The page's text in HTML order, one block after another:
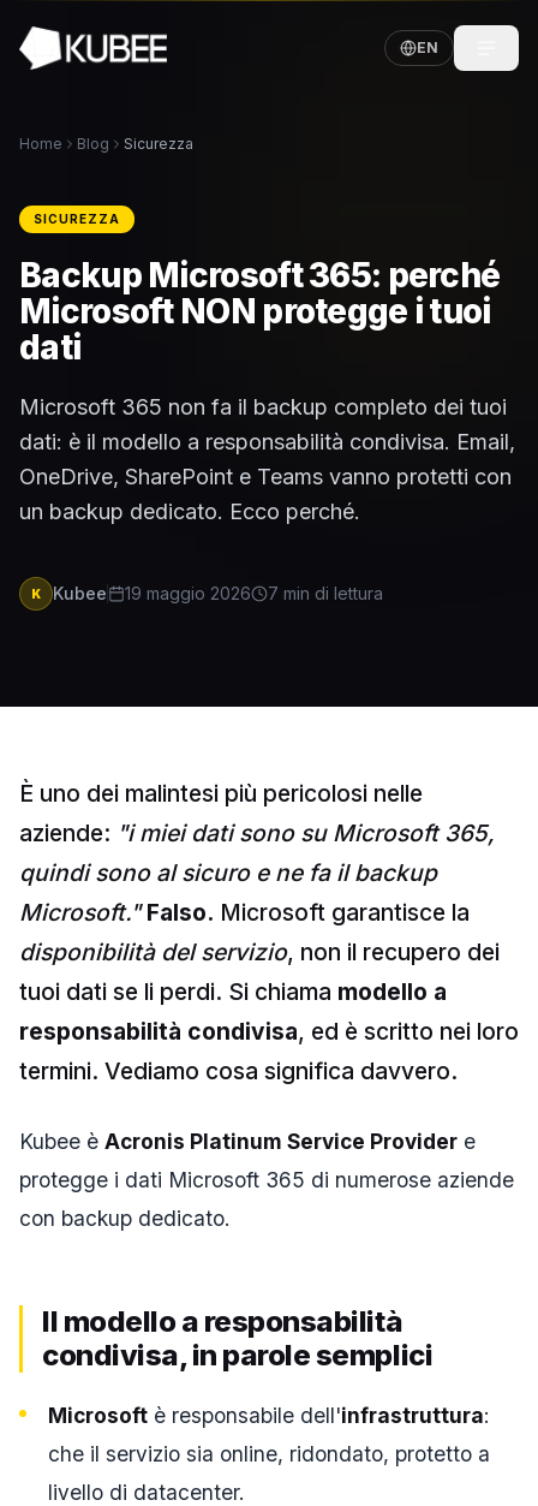
EN
Home Blog Sicurezza
SICUREZZA
Backup Microsoft 365: perché
Microsoft NON protegge i tuoi
dati
Microsoft 365 non fa il backup completo dei tuoi
dati: è il modello a responsabilità condivisa. Email,
OneDrive, SharePoint e Teams vanno protetti con
un backup dedicato. Ecco perché.
K Kubee 19 maggio 2026 7 min di lettura
È uno dei malintesi più pericolosi nelle
aziende: "i miei dati sono su Microsoft 365,
quindi sono al sicuro e ne fa il backup
Microsoft." Falso. Microsoft garantisce la
disponibilità del servizio, non il recupero dei
tuoi dati se li perdi. Si chiama modello a
responsabilità condivisa, ed è scritto nei loro
termini. Vediamo cosa significa davvero.
Kubee è Acronis Platinum Service Provider e
protegge i dati Microsoft 365 di numerose aziende
con backup dedicato.
Il modello a responsabilità
condivisa, in parole semplici
Microsoft è responsabile dell'infrastruttura:
che il servizio sia online, ridondato, protetto a
livello di datacenter.